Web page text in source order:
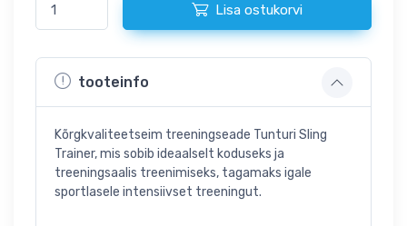
Lisa ostukorvi
tooteinfo
Kõrgkvaliteetseim treeningseade Tunturi Sling
Trainer, mis sobib ideaalselt koduseks ja
treeningsaalis treenimiseks, tagamaks igale
sportlasele intensiivset treeningut.